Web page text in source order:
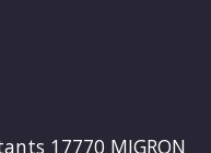
17770 MIGRON